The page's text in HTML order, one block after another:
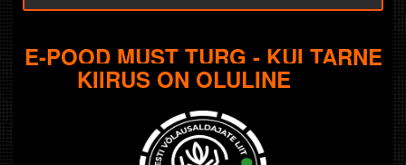
E-POOD MUST TURG - KUI TARNE
KIIRUS ON OLULINE